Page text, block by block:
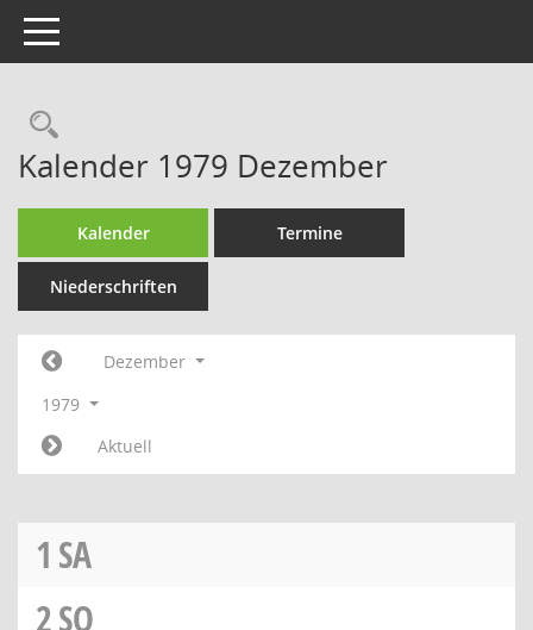
Toggle navigation
Rechercheauswahl
Kalender 1979 Dezember
Kalender Termine
Niederschriften
Dezember
1979
Aktuell
1 SA
2SO